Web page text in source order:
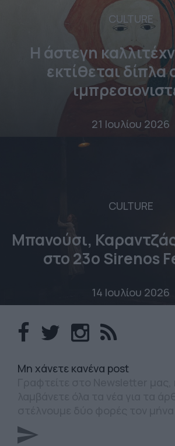
CULTURE
Η άστεγη
εκτίθεται δίπλα
21 Ιουλίου 2026
CULTURE
Μπανούσι,
στο 23o Sirenos
14 Ιουλίου 2026
Mη χάνετε κανένα post